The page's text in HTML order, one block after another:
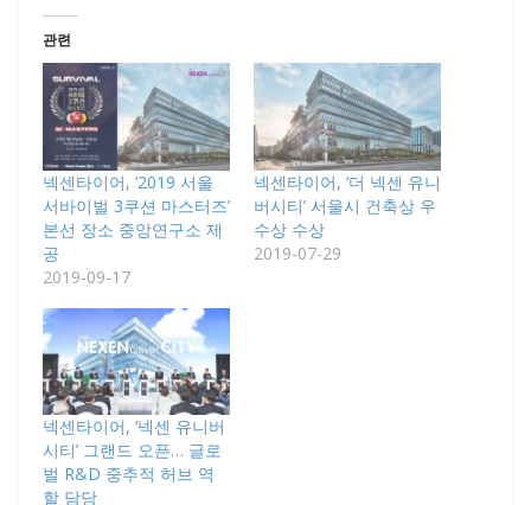
관련
넥센타이어, ‘2019 서울
서바이벌 3쿠션 마스터즈’
본선 장소 중앙연구소 제
공
2019-09-17
넥센타이어, ‘더 넥센 유니
버시티’ 서울시 건축상 우
수상 수상
2019-07-29
넥센타이어, ‘넥센 유니버
시티’ 그랜드 오픈… 글로
벌 R&D 중추적 허브 역
할 담당